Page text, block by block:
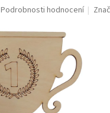
Podrobnosti hodnocení